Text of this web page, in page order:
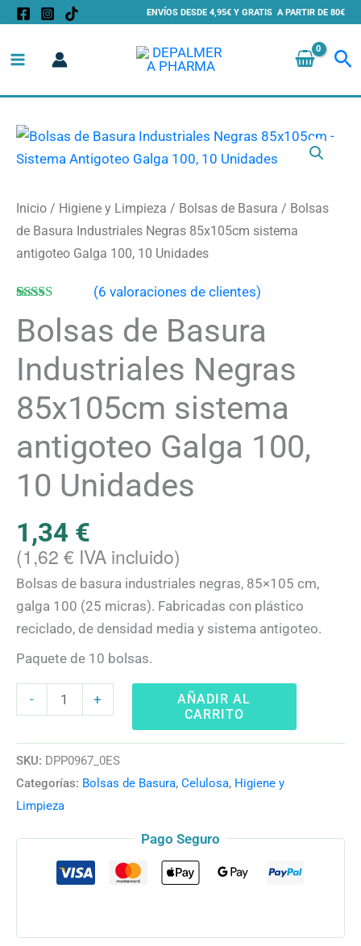
contenido
ENVÍOS DESDE 4,95€ Y GRATIS A PARTIR DE 80€
Inicio / Higiene y Limpieza / Bolsas de Basura / Bolsas
de Basura Industriales Negras 85x105cm sistema
antigoteo Galga 100, 10 Unidades
con4.50de
5 en base a
valoraciones
de clientes
(6 valoraciones de clientes)
Bolsas de Basura
Industriales Negras
85x105cm sistema
antigoteo Galga 100,
10 Unidades
1,34 €
(1,62 € IVA incluido)
Bolsas de basura industriales negras, 85×105 cm,
galga 100 (25 micras). Fabricadas con plástico
reciclado, de densidad media y sistema antigoteo.
Paquete de 10 bolsas.
-
Bolsas
de
Industriales
Negras
85x105cm
antigoteo
Galga
100,
10
Unidades
cantidad
+
AÑADIR AL
CARRITO
SKU: DPP0967_0ES
Categorías: Bolsas de Basura, Celulosa, Higiene y
Limpieza
Pago Seguro